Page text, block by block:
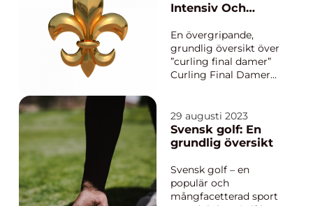
golfupplevelse i en
denna artikel kommer
vi att ge en
omfattande
presentation...
Intensiv Och
Mästerskap
En övergripande,
grundlig översikt över
”curling final damer”
Curling Final Damer
bästa kvinnliga
curlingspelarna från
hela världen för att
mästare. Denna
intensiva och
spännan...
29 augusti 2023
Svensk golf: En
grundlig översikt
Svensk golf – en
populär och
mångfacetterad sport